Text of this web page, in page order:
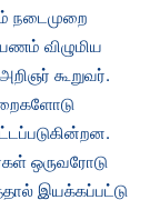
நடைமுறை
விழுமிய
கூறுவர்.
ஒருவரோடு
இயக்கப்பட்டு